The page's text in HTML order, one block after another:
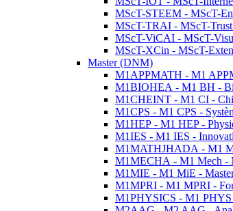
MScT-STEEM - MScT-
MScT-TRAI - MScT-
MScT-ViCAI - MScT-
MScT-XCin - MScT-
Master (DNM)
M1APPMATH - M1
M1BIOHEA - M1 BH -
M1CHEINT - M1 CI -
M1CPS - M1 CPS -
M1HEP - M1 HEP -
M1IES - M1 IES -
M1MATHJHADA - M1
M1MECHA - M1 Mech -
M1MIE - M1 MiE -
M1MPRI - M1 MPRI -
M1PHYSICS - M1 PHYS